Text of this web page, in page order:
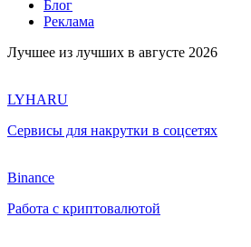
Блог
Реклама
Лучшее из лучших в августе 2026
LYHARU
Сервисы для накрутки в соцсетях
Binance
Работа с криптовалютой